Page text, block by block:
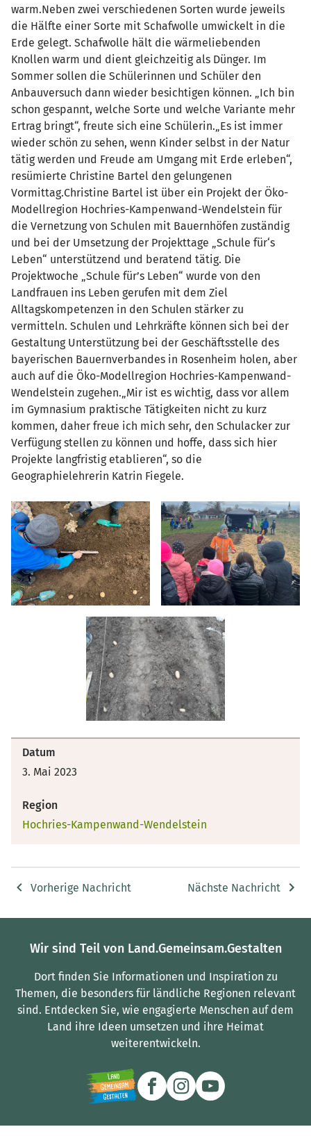
warm.Neben zwei verschiedenen Sorten wurde jeweils
die Hälfte einer Sorte mit Schafwolle umwickelt in die
Erde gelegt. Schafwolle hält die wärmeliebenden
Knollen warm und dient gleichzeitig als Dünger. Im
Sommer sollen die Schülerinnen und Schüler den
Anbauversuch dann wieder besichtigen können. „Ich bin
schon gespannt, welche Sorte und welche Variante mehr
Ertrag bringt“, freute sich eine Schülerin.„Es ist immer
wieder schön zu sehen, wenn Kinder selbst in der Natur
tätig werden und Freude am Umgang mit Erde erleben“,
resümierte Christine Bartel den gelungenen
Vormittag.Christine Bartel ist über ein Projekt der Öko-
Modellregion Hochries-Kampenwand-Wendelstein für
die Vernetzung von Schulen mit Bauernhöfen zuständig
und bei der Umsetzung der Projekttage „Schule für‘s
Leben“ unterstützend und beratend tätig. Die
Projektwoche „Schule für’s Leben“ wurde von den
Landfrauen ins Leben gerufen mit dem Ziel
Alltagskompetenzen in den Schulen stärker zu
vermitteln. Schulen und Lehrkräfte können sich bei der
Gestaltung Unterstützung bei der Geschäftsstelle des
bayerischen Bauernverbandes in Rosenheim holen, aber
auch auf die Öko-Modellregion Hochries-Kampenwand-
Wendelstein zugehen.„Mir ist es wichtig, dass vor allem
im Gymnasium praktische Tätigkeiten nicht zu kurz
kommen, daher freue ich mich sehr, den Schulacker zur
Verfügung stellen zu können und hoffe, dass sich hier
Projekte langfristig etablieren“, so die
Geographielehrerin Katrin Fiegele.
Datum
3. Mai 2023
Region
Hochries-Kampenwand-Wendelstein
Vorherige Nachricht Nächste Nachricht
Wir sind Teil von Land.Gemeinsam.Gestalten
Dort finden Sie Informationen und Inspiration zu
Themen, die besonders für ländliche Regionen relevant
sind. Entdecken Sie, wie engagierte Menschen auf dem
Land ihre Ideen umsetzen und ihre Heimat
weiterentwickeln.